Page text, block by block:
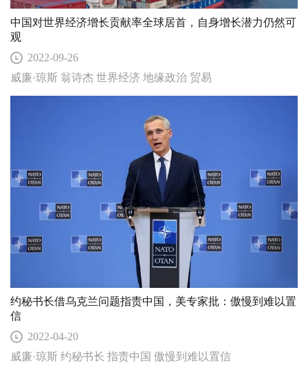
中国对世界经济增长贡献率全球居首，自身增长潜力仍然可
观
2022-09-26
威廉·琼斯 翁诗杰 世界经济 地缘政治 贸易
约秘书长借乌克兰问题指责中国，美专家批：傲慢到难以置
信
2022-04-20
威廉·琼斯 约秘书长 指责中国 傲慢到难以置信